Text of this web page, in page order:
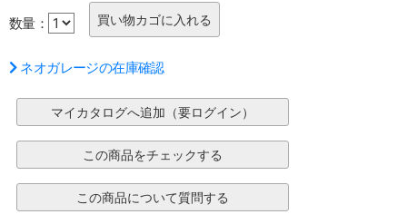
数量：
ネオガレージの在庫確認